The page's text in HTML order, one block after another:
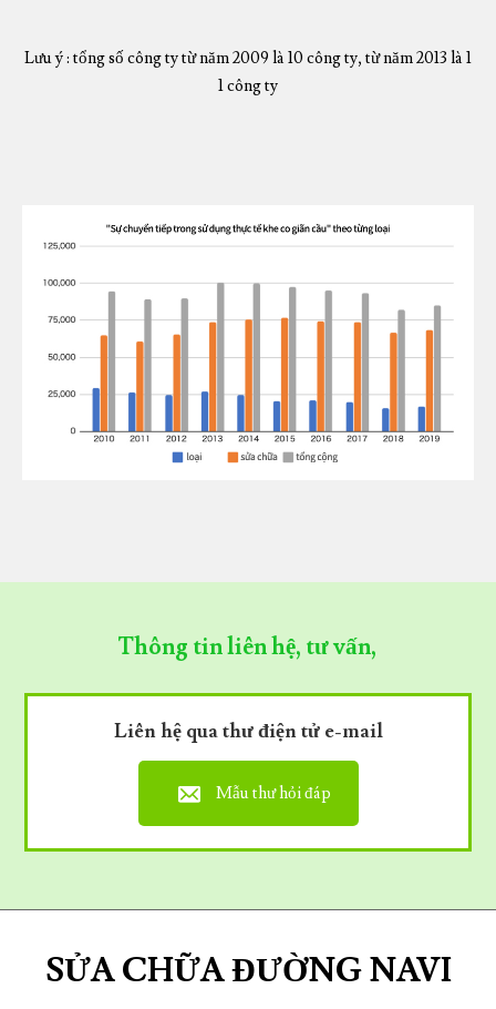
Lưu ý : tổng số công ty từ năm 2009 là 10 công ty, từ năm 2013 là 1
1 công ty
Thông tin liên hệ, tư vấn,
Liên hệ qua thư điện tử e-mail
Mẫu thư hỏi đáp
SỬA CHỮA ĐƯỜNG NAVI